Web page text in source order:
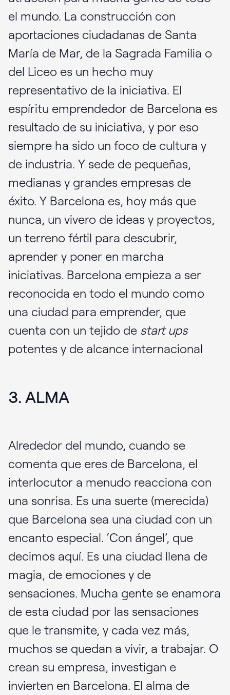
el mundo. La construcción con
aportaciones ciudadanas de Santa
María de Mar, de la Sagrada Familia o
del Liceo es un hecho muy
representativo de la iniciativa. El
espíritu emprendedor de Barcelona es
resultado de su iniciativa, y por eso
siempre ha sido un foco de cultura y
de industria. Y sede de pequeñas,
medianas y grandes empresas de
éxito. Y Barcelona es, hoy más que
nunca, un vivero de ideas y proyectos,
un terreno fértil para descubrir,
aprender y poner en marcha
iniciativas. Barcelona empieza a ser
reconocida en todo el mundo como
una ciudad para emprender, que
cuenta con un tejido de start ups
potentes y de alcance internacional
3. ALMA
Alrededor del mundo, cuando se
comenta que eres de Barcelona, el
interlocutor a menudo reacciona con
una sonrisa. Es una suerte (merecida)
que Barcelona sea una ciudad con un
encanto especial. ‘Con ángel’, que
decimos aquí. Es una ciudad llena de
magia, de emociones y de
sensaciones. Mucha gente se enamora
de esta ciudad por las sensaciones
que le transmite, y cada vez más,
muchos se quedan a vivir, a trabajar. O
crean su empresa, investigan e
invierten en Barcelona. El alma de